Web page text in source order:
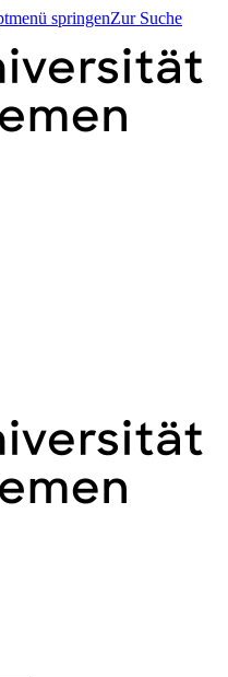
springenZur Suche